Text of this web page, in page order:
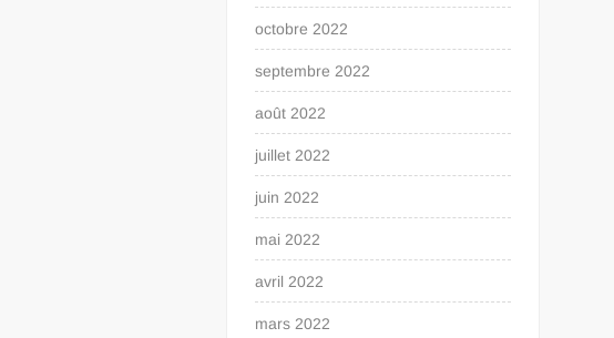
octobre 2022
septembre 2022
août 2022
juillet 2022
juin 2022
mai 2022
avril 2022
mars 2022